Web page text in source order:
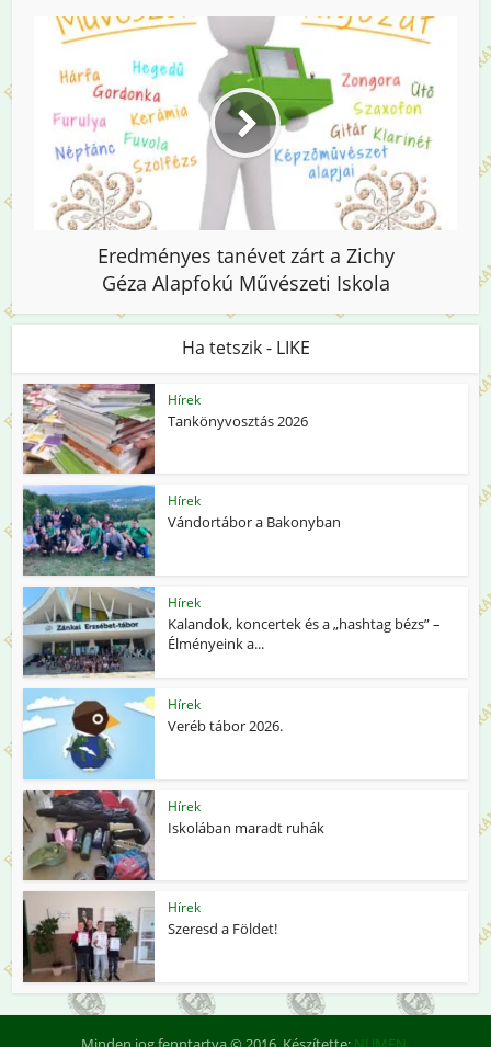
Eredményes tanévet zárt a Zichy
Géza Alapfokú Művészeti Iskola
Ha tetszik - LIKE
Hírek
Tankönyvosztás 2026
Hírek
Vándortábor a Bakonyban
Hírek
Kalandok, koncertek és a „hashtag bézs” –
Élményeink a...
Hírek
Veréb tábor 2026.
Hírek
Iskolában maradt ruhák
Hírek
Szeresd a Földet!